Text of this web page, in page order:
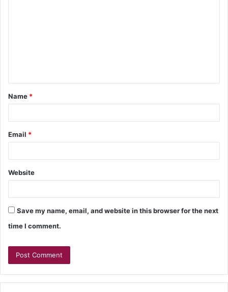
Name *
Email *
Website
Save my name, email, and website in this browser for the next
time I comment.